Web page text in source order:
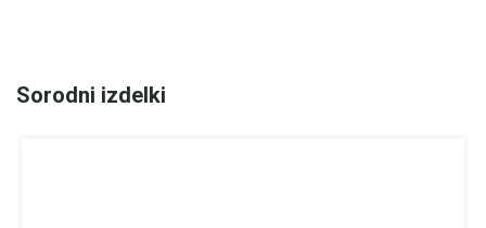
Sorodni izdelki